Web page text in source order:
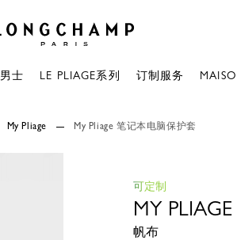
男士 LE PLIAGE系列 订制服务
My Pliage My Pliage 笔记本电脑保护套
可定制
MY
帆布